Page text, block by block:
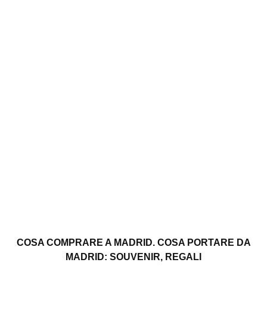
COSA COMPRARE A MADRID. COSA PORTARE DA
MADRID: SOUVENIR, REGALI